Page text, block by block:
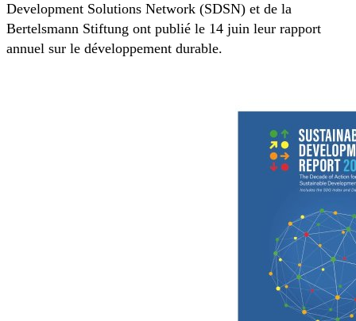
Development Solutions Network (SDSN) et de la
Bertelsmann Stiftung ont publié le 14 juin leur rapport
annuel sur le développement durable.